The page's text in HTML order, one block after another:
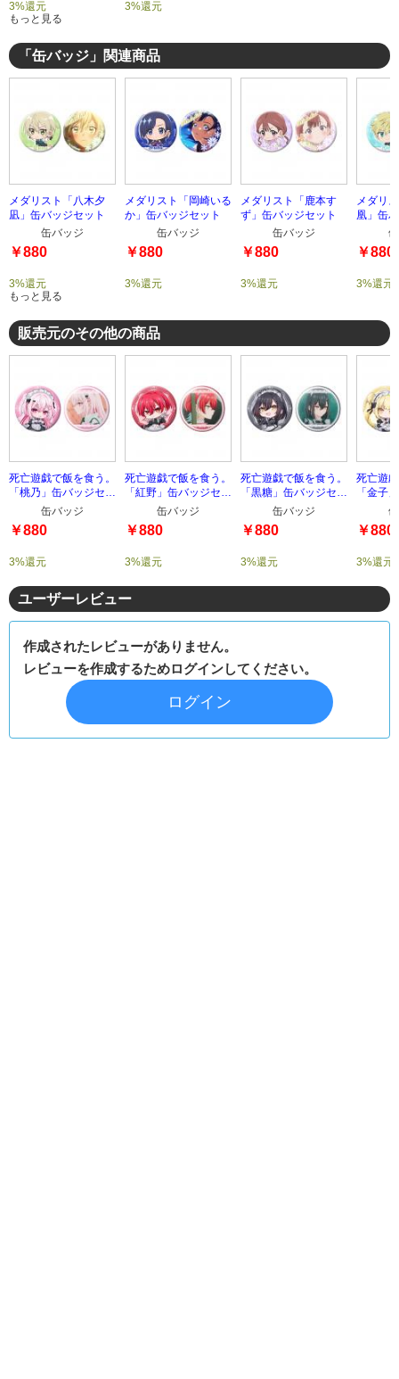
3%還元
3%還元
もっと見る
「缶バッジ」関連商品
メダリスト「八木夕
凪」缶バッジセット
缶バッジ
￥880
3%還元
メダリスト「岡崎いる
か」缶バッジセット
缶バッジ
￥880
3%還元
メダリスト「鹿本す
ず」缶バッジセット
缶バッジ
￥880
3%還元
メダリ
凰」缶
￥880
3%還元
もっと見る
販売元のその他の商品
死亡遊戯で飯を食う。
「桃乃」缶バッジセッ
缶バッジ
￥880
3%還元
死亡遊戯で飯を食う。
「紅野」缶バッジセッ
缶バッジ
￥880
3%還元
死亡遊戯で飯を食う。
「黒糖」缶バッジセッ
缶バッジ
￥880
3%還元
死亡遊
「金子
￥880
3%還元
ユーザーレビュー
作成されたレビューがありません。
レビューを作成するためログインしてください。
ログイン